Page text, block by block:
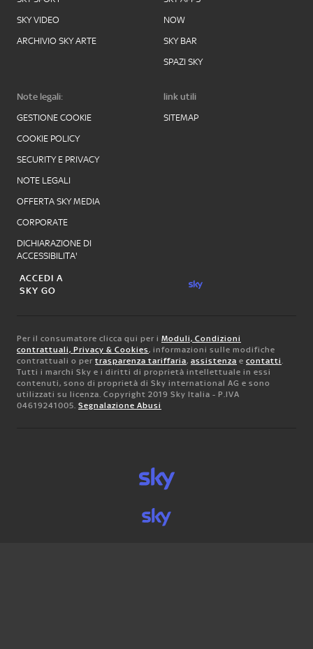
SKY VIDEO
ARCHIVIO SKY ARTE
NOW
SKY BAR
SPAZI SKY
Note legali:
GESTIONE COOKIE
COOKIE POLICY
SECURITY E PRIVACY
NOTE LEGALI
OFFERTA SKY MEDIA
CORPORATE
DICHIARAZIONE DI
ACCESSIBILITA'
link utili
SITEMAP
ACCEDI A
SKY GO
Per il consumatore clicca qui per i Moduli, Condizioni
contrattuali, Privacy & Cookies, informazioni sulle modifiche
contrattuali o per trasparenza tariffaria, assistenza e contatti.
Tutti i marchi Sky e i diritti di proprietà intellettuale in essi
contenuti, sono di proprietà di Sky international AG e sono
utilizzati su licenza. Copyright 2019 Sky Italia - P.IVA
04619241005. Segnalazione Abusi